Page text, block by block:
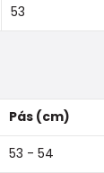
53
Pás (cm)
53 - 54